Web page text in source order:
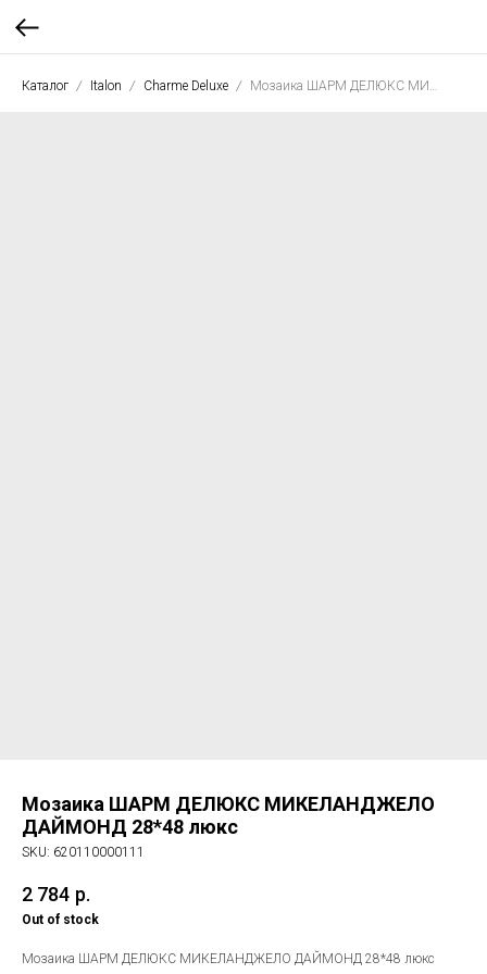
Каталог Italon Charme Deluxe Мозаика ШАРМ ДЕЛЮКС МИКЕЛАНДЖЕЛО ДАЙМОНД 28*48 люкс
Мозаика ШАРМ ДЕЛЮКС МИКЕЛАНДЖЕЛО
ДАЙМОНД 28*48 люкс
SKU: 620110000111
2 784 р.
Out of stock
Мозаика ШАРМ ДЕЛЮКС МИКЕЛАНДЖЕЛО ДАЙМОНД 28*48 люкс